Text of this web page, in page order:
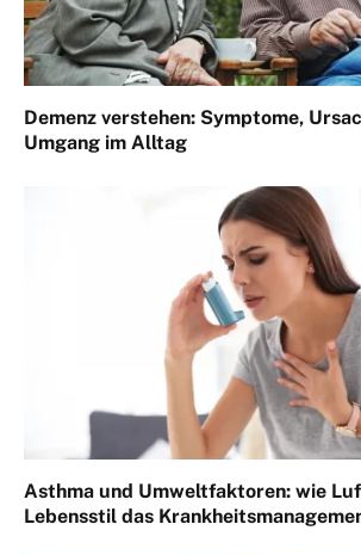
Demenz verstehen: Symptome,
Umgang im Alltag
Asthma und Umweltfaktoren: wie
Lebensstil das